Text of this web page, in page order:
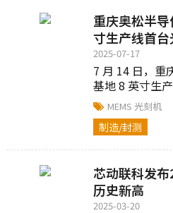
重庆奥松半
寸生产线首
2025-07-17
7 月 14 日，重
基地 8 英寸生
场...MEMS光刻机
制造/封测
芯动联科发
历史新高
2025-03-20